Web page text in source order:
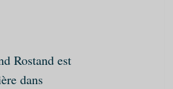
Rostand est
dans